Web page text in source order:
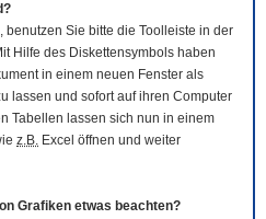
?
benutzen Sie bitte die Tool leiste in der
Hilfe des Diskettensymbols haben
in einem neuen Fenster als
lassen und sofort auf ihren Computer
Tabellen lassen sich nun in einem
z.B. Excel öffnen und weiter
Grafiken etwas beachten?